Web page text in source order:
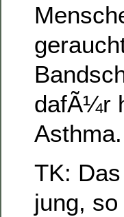
dafÃ¼r
Asthma.
TK:
jung,